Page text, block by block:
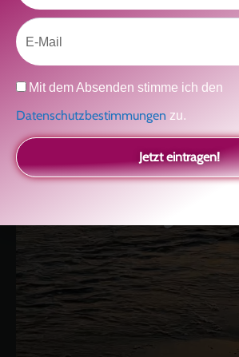
glückliche Beziehung-The Master Key
Kolitscher
Sisterlove
Email
Datenschutz
Mit dem Absenden stimme ich den
Datenschutzbestimmungen zu.
Jetzt eintragen!